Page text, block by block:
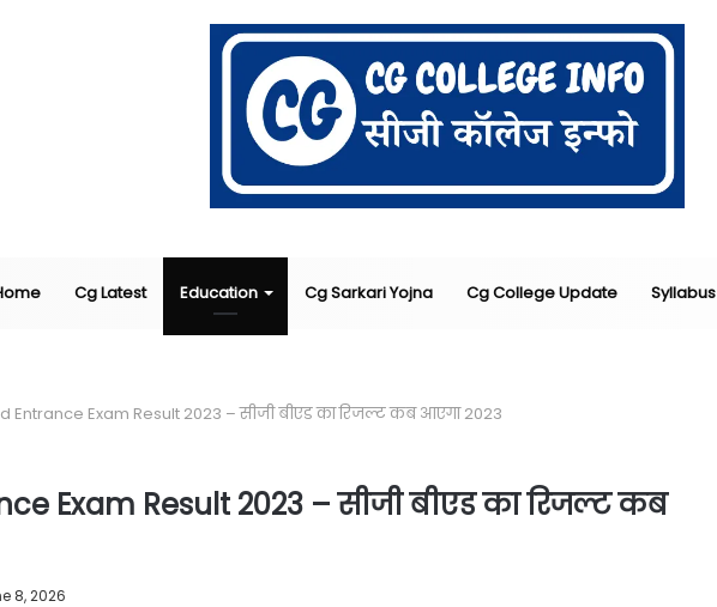
Cg Latest Education Cg Sarkari Yojna Cg College Update Syllabus
Entrance Exam Result 2023 – सीजी बीएड का रिजल्ट कब आएगा 2023
Exam Result 2023 – सीजी बीएड का रिजल्ट कब
8, 2026